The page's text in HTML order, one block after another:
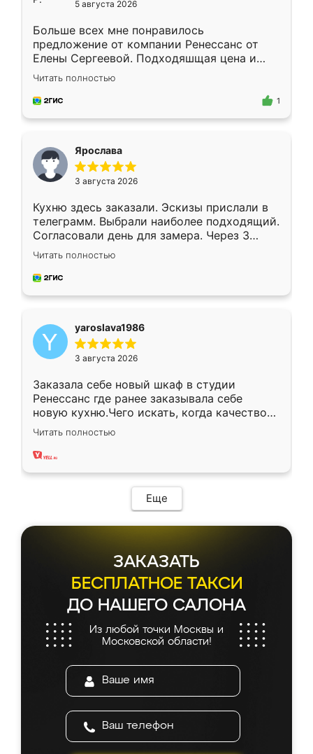
5 августа 2026
Больше всех мне понравилось
предложение от компании Ренессанс от
Елены Сергеевой. Подходяшщая цена и
короткие сроки изготовления. Приехавший
для замера сотрудник Владислав
предложил по моему эскизу самый
Читать полностью
1
Ярослава
3 августа 2026
Кухню здесь заказали. Эскизы прислали в
телеграмм. Выбрали наиболее подходящий.
Согласовали день для замера. Через 3
недели кухня была уже готова. Остались
довольны работой. Спасибо Ренессанс
мебель за качественную работу!
Читать полностью
yaroslava1986
3 августа 2026
Заказала себе новый шкаф в студии
Ренессанс где ранее заказывала себе
новую кухню.Чего искать, когда качеством
вполне довольна. Служит кухня уже почти
два года, нареканий нет.
Читать полностью
Еще
ЗАКАЗАТЬ
БЕСПЛАТНОЕ ТАКСИ
ДО НАШЕГО САЛОНА
Из любой точки Москвы и
Московской области!